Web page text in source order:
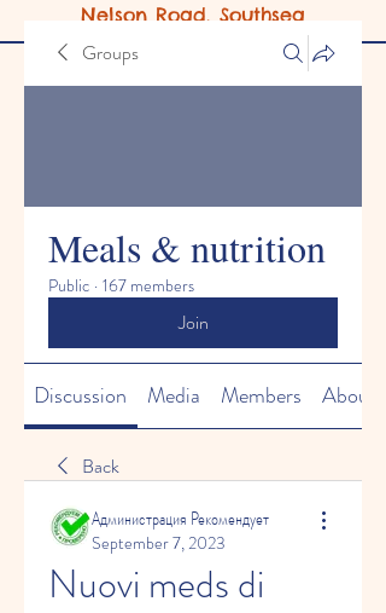
Nelson Road, Southsea
Groups
Meals & nutrition
Public · 167 members
Join
Discussion Media Members About
Back
Администрация Рекомендует
September 7, 2023
Nuovi meds di